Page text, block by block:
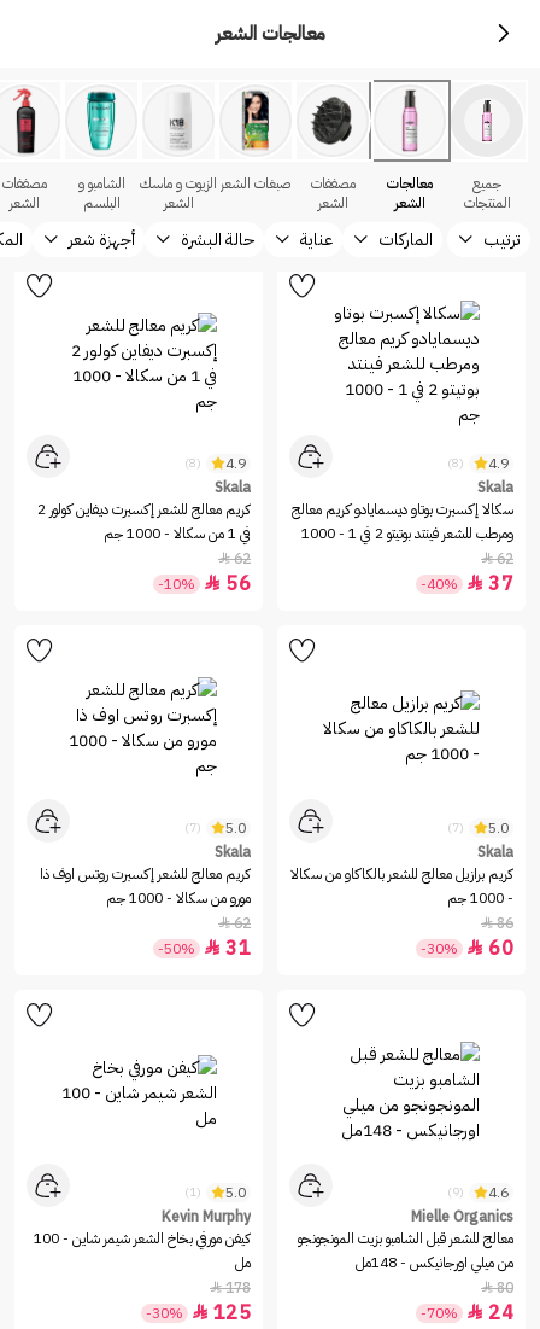
معالجات الشعر
جميع
المنتجات
معالجات
الشعر
مصففات
الشعر
صبغات الشعر الزيوت و ماسك
الشعر
الشامبو و
البلسم
مصففات
الشعر
ترتيب الماركات عناية حالة البشرة أجهزة شعر
4.9
(8)
Skala
سكالا إكسبرت بوتاو ديسمايادو كريم معالج
ومرطب للشعر فينتد بوتيتو 2 في 1 - 1000
جم
62

37

-40%
4.9
(8)
Skala
كريم معالج للشعر إكسبرت ديفاين كولور 2
في 1 من سكالا - 1000 جم
62

56

-10%
5.0
(7)
Skala
كريم برازيل معالج للشعر بالكاكاو من سكالا
- 1000 جم
86

60

-30%
5.0
(7)
Skala
كريم معالج للشعر إكسبرت روتس اوف ذا
مورو من سكالا - 1000 جم
62

31

-50%
4.6
(9)
Mielle Organics
معالج للشعر قبل الشامبو بزيت المونجونجو
من ميلي اورجانيكس - 148مل
80

24

-70%
5.0
(1)
Kevin Murphy
كيفن مورفي بخاخ الشعر شيمر شاين - 100
مل
178

125

-30%